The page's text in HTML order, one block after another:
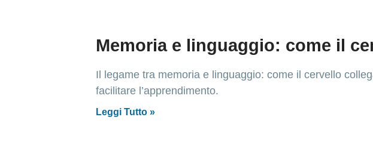
Memoria e linguaggio: come il
Il legame tra memoria e linguaggio: come il cervello
facilitare l’apprendimento.
Leggi Tutto »